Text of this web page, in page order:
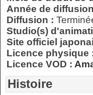
Année de
Diffusion :
Studio(s)
Site officiel
Licence physique
Licence VOD :
Histoire